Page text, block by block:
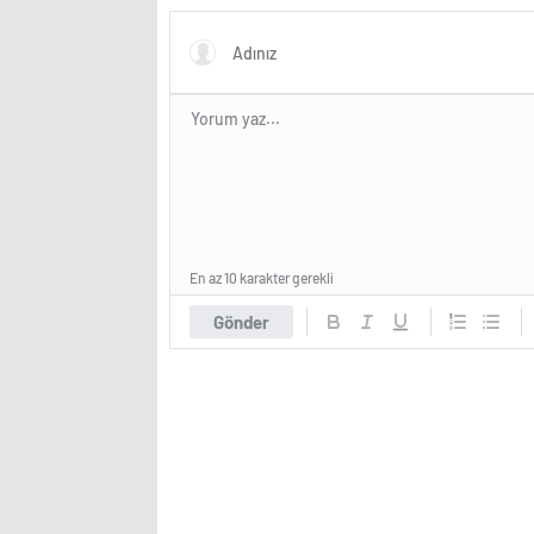
reklamlarından kurtulabilecek
Gönder
En az 10 karakter gerekli